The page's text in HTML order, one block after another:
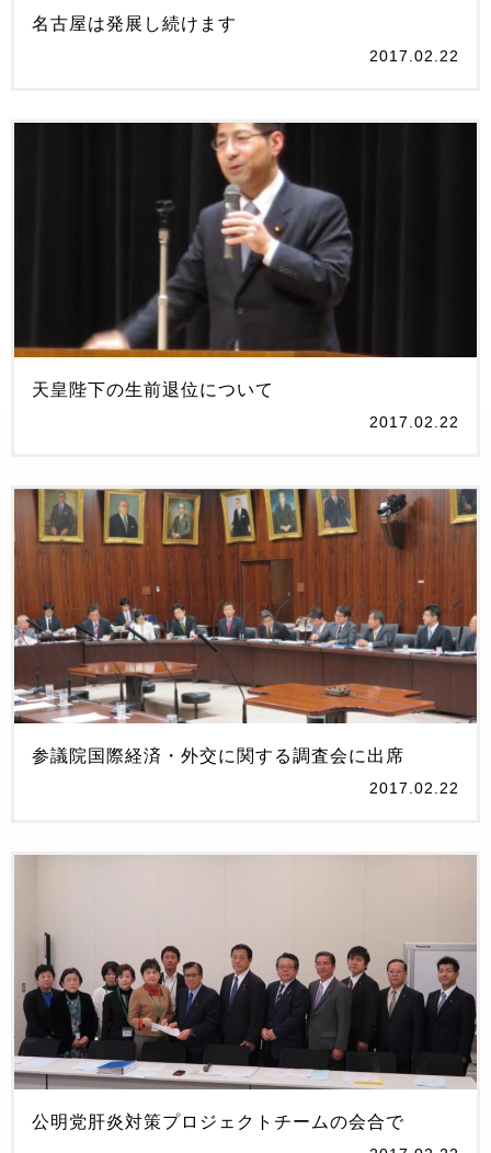
名古屋は発展し続けます
2017.02.22
天皇陛下の生前退位について
2017.02.22
参議院国際経済・外交に関する調査会に出席
2017.02.22
公明党肝炎対策プロジェクトチームの会合で